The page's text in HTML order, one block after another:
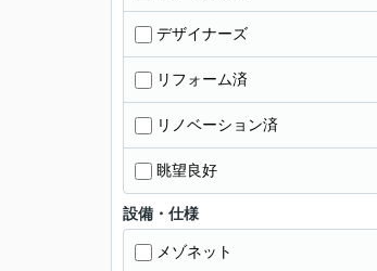
デザイナーズ
リフォーム済
リノベーション済
眺望良好
設備・仕様
メゾネット